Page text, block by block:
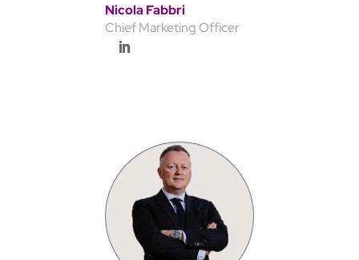
Nicola Fabbri
Chief Marketing Officer